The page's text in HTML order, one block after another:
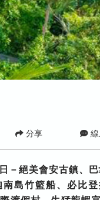
分享
－絕美會安古鎮、巴
島⽵籃船、必比登